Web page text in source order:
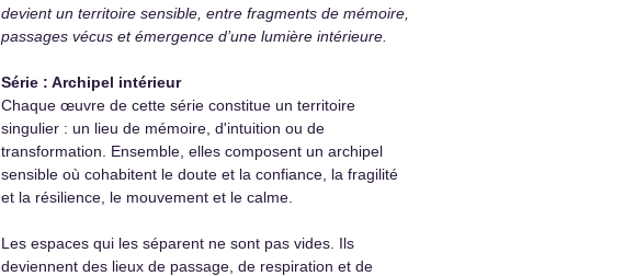
devient un territoire sensible, entre fragments de mémoire,
passages vécus et émergence d’une lumière intérieure.
Série : Archipel intérieur
Chaque œuvre de cette série constitue un territoire
singulier : un lieu de mémoire, d'intuition ou de
transformation. Ensemble, elles composent un archipel
sensible où cohabitent le doute et la confiance, la fragilité
et la résilience, le mouvement et le calme.
Les espaces qui les séparent ne sont pas vides. Ils
deviennent des lieux de passage, de respiration et de